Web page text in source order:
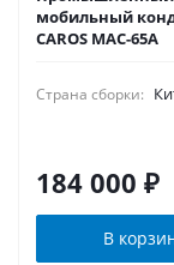
мобильный
CAROS MAC-65A
Страна сборки:
184 000 ₽
В